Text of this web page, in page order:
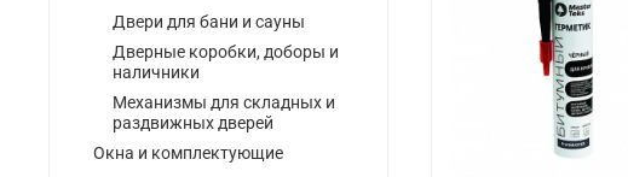
Двери для бани и сауны
Дверные коробки, доборы и
наличники
Механизмы для складных и
раздвижных дверей
Окна и комплектующие